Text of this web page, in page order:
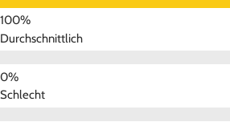
Durchschnittlich
Schlecht